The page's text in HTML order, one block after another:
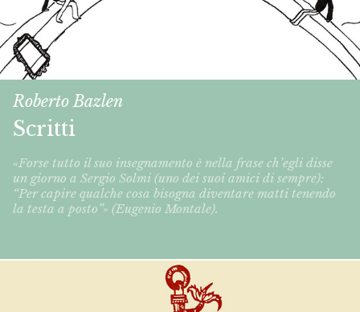
Roberto Bazlen
Scritti
«Forse tutto il suo insegnamento è nella frase ch’egli disse
un giorno a Sergio Solmi (uno dei suoi amici di sempre):
“Per capire qualche cosa bisogna diventare matti tenendo
la testa a posto”» (Eugenio Montale).